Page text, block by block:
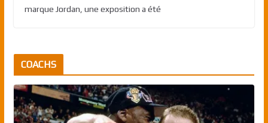
marque Jordan, une exposition a été
COACHS